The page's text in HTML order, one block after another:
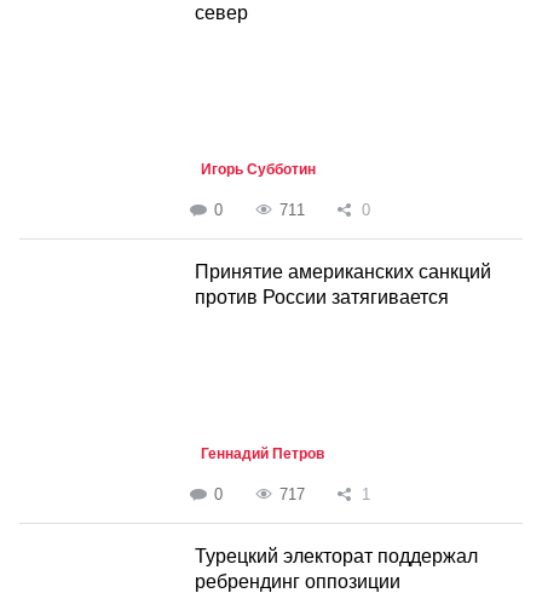
север
Игорь Субботин
0 711 0
Принятие американских санкций
против России затягивается
Геннадий Петров
0 717 1
Турецкий электорат поддержал
ребрендинг оппозиции